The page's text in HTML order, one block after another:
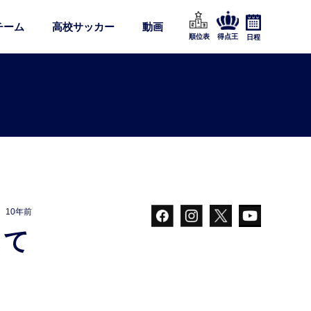
ーム 高校サッカー 動画
順位表 得点王 日程
10年前